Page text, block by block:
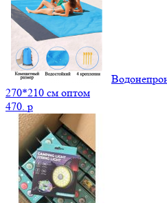
270*210 см оптом
470. p